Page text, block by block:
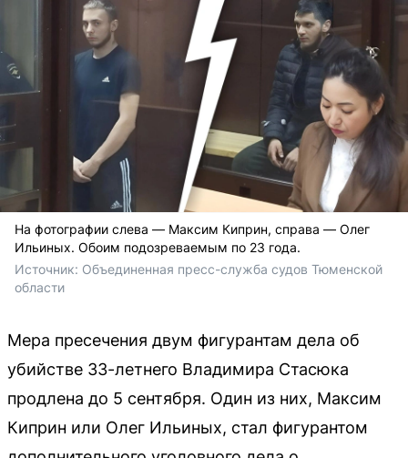
На фотографии слева — Максим Киприн, справа — Олег
Ильиных. Обоим подозреваемым по 23 года.
Источник: Объединенная пресс-служба судов Тюменской
области
Мера пресечения двум фигурантам дела об
убийстве 33-летнего Владимира Стасюка
продлена до 5 сентября. Один из них, Максим
Киприн или Олег Ильиных, стал фигурантом